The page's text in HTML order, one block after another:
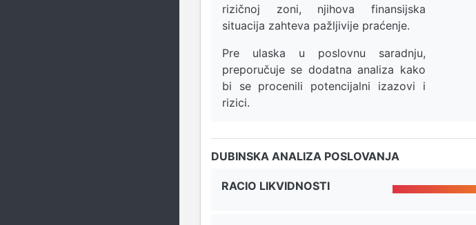
rizičnoj zoni, njihova finansijska
situacija zahteva pažljivije praćenje.
Pre ulaska u poslovnu saradnju,
preporučuje se dodatna analiza kako
bi se procenili potencijalni izazovi i
rizici.
DUBINSKA ANALIZA POSLOVANJA
RACIO LIKVIDNOSTI